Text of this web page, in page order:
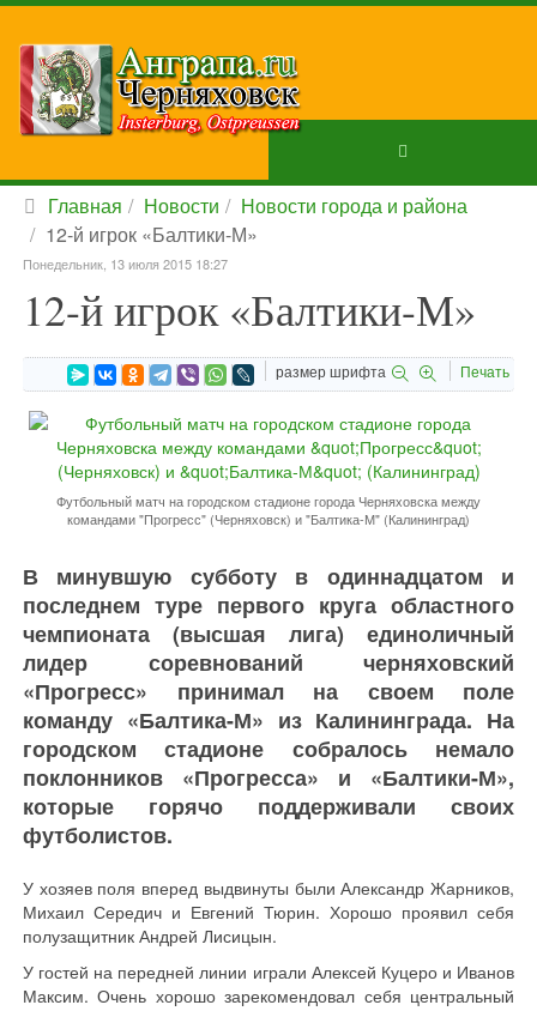
Главная Новости
Новости города и района
12-й игрок «Балтики-М»
Понедельник, 13 июля 2015 18:27
12-й игрок «Балтики-М»
размер шрифта Печать
Футбольный матч на городском стадионе города Черняховска между
командами "Прогресс" (Черняховск) и "Балтика-М" (Калининград)
В минувшую субботу в одиннадцатом и
последнем туре первого круга областного
чемпионата (высшая лига) единоличный
лидер соревнований черняховский
«Прогресс» принимал на своем поле
команду «Балтика-М» из Калининграда. На
городском стадионе собралось немало
поклонников «Прогресса» и «Балтики-М»,
которые горячо поддерживали своих
футболистов.
У хозяев поля вперед выдвинуты были Александр Жарников,
Михаил Середич и Евгений Тюрин. Хорошо проявил себя
полузащитник Андрей Лисицын.
У гостей на передней линии играли Алексей Куцеро и Иванов
Максим. Очень хорошо зарекомендовал себя центральный